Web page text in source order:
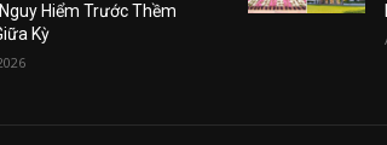
Hiểm Trước Thềm
Kỳ